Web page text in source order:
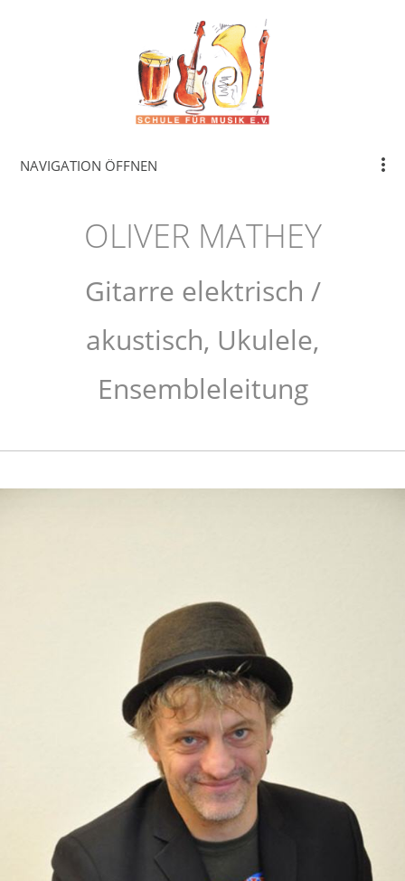
NAVIGATION ÖFFNEN
OLIVER MATHEY
Gitarre elektrisch /
akustisch, Ukulele,
Ensembleleitung